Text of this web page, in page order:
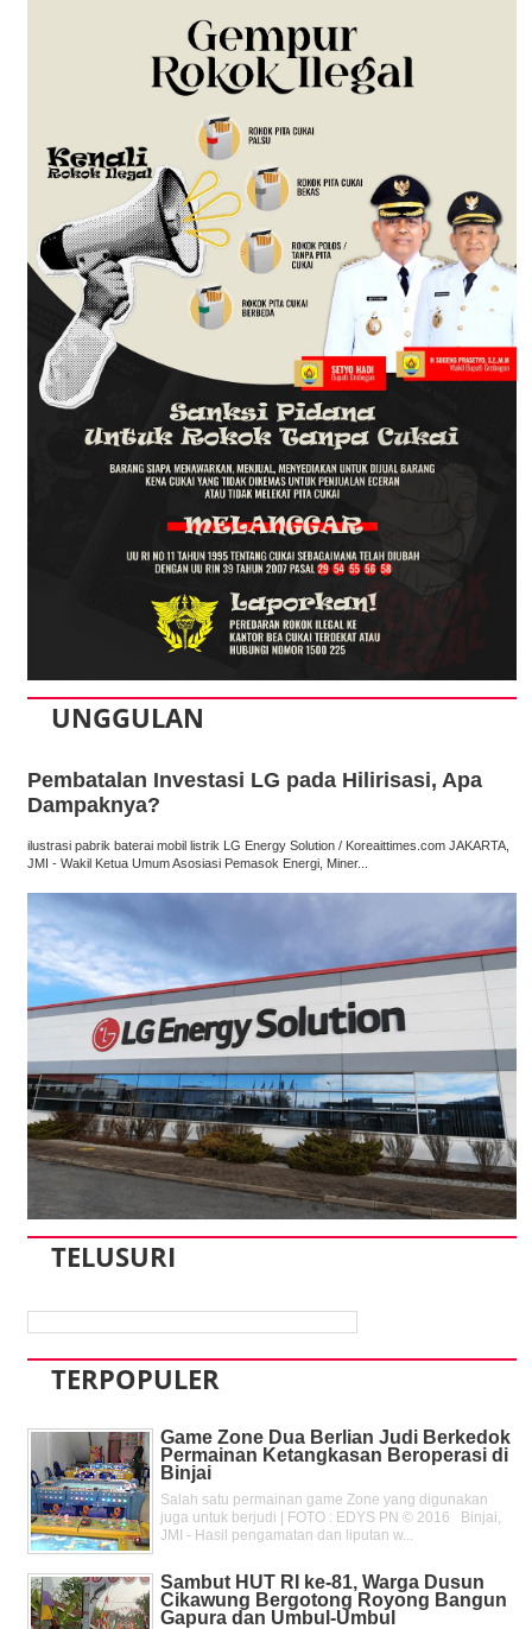
UNGGULAN
Pembatalan Investasi LG pada Hilirisasi, Apa
Dampaknya?
ilustrasi pabrik baterai mobil listrik LG Energy Solution / Koreaittimes.com JAKARTA,
JMI - Wakil Ketua Umum Asosiasi Pemasok Energi, Miner...
TELUSURI
TERPOPULER
Game Zone Dua Berlian Judi Berkedok
Permainan Ketangkasan Beroperasi di
Binjai
Salah satu permainan game Zone yang digunakan
juga untuk berjudi | FOTO : EDYS PN © 2016 Binjai,
JMI - Hasil pengamatan dan liputan w...
Sambut HUT RI ke-81, Warga Dusun
Cikawung Bergotong Royong Bangun
Gapura dan Umbul-Umbul